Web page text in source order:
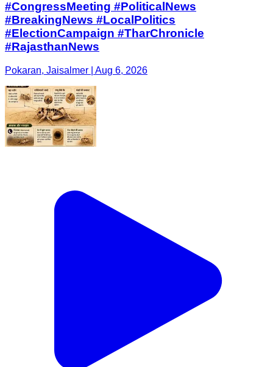
#CongressMeeting #PoliticalNews
#BreakingNews #LocalPolitics
#ElectionCampaign #TharChronicle
#RajasthanNews
Pokaran, Jaisalmer | Aug 6, 2026